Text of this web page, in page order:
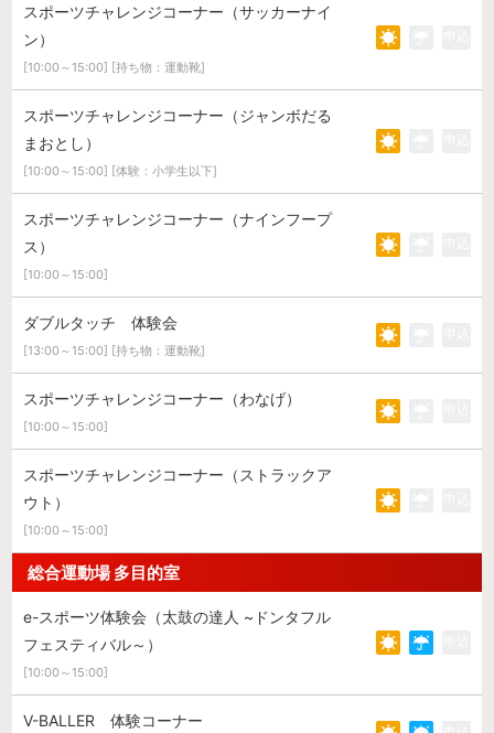
スポーツチャレンジコーナー（サッカーナイ
ン）
[10:00～15:00] [持ち物：運動靴]
スポーツチャレンジコーナー（ジャンボだる
まおとし）
[10:00～15:00] [体験：小学生以下]
スポーツチャレンジコーナー（ナインフープ
ス）
[10:00～15:00]
ダブルタッチ 体験会
[13:00～15:00] [持ち物：運動靴]
スポーツチャレンジコーナー（わなげ）
[10:00～15:00]
スポーツチャレンジコーナー（ストラックア
ウト）
[10:00～15:00]
総合運動場 多目的室
e-スポーツ体験会（太鼓の達人 ~ドンタフル
フェスティバル～）
[10:00～15:00]
V-BALLER 体験コーナー